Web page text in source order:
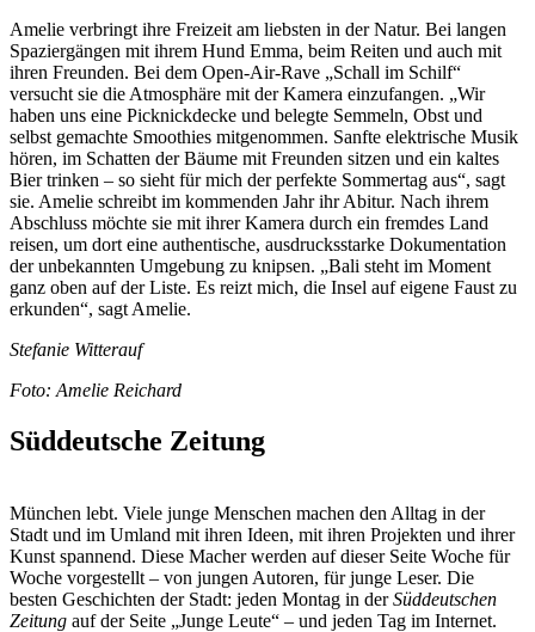
Amelie verbringt ihre Freizeit am liebsten in der Natur. Bei langen
Spaziergängen mit ihrem Hund Emma, beim Reiten und auch mit
ihren Freunden. Bei dem Open-Air-Rave „Schall im Schilf“
versucht sie die Atmosphäre mit der Kamera einzufangen. „Wir
haben uns eine Picknickdecke und belegte Semmeln, Obst und
selbst gemachte Smoothies mitgenommen. Sanfte elektrische Musik
hören, im Schatten der Bäume mit Freunden sitzen und ein kaltes
Bier trinken – so sieht für mich der perfekte Sommertag aus“, sagt
sie. Amelie schreibt im kommenden Jahr ihr Abitur. Nach ihrem
Abschluss möchte sie mit ihrer Kamera durch ein fremdes Land
reisen, um dort eine authentische, ausdrucksstarke Dokumentation
der unbekannten Umgebung zu knipsen. „Bali steht im Moment
ganz oben auf der Liste. Es reizt mich, die Insel auf eigene Faust zu
erkunden“, sagt Amelie.
Stefanie Witterauf
Foto: Amelie Reichard
Süddeutsche Zeitung
München lebt. Viele junge Menschen machen den Alltag in der
Stadt und im Umland mit ihren Ideen, mit ihren Projekten und ihrer
Kunst spannend. Diese Macher werden auf dieser Seite Woche für
Woche vorgestellt – von jungen Autoren, für junge Leser. Die
besten Geschichten der Stadt: jeden Montag in derSüddeutschen
Zeitung auf der Seite „Junge Leute“ – und jeden Tag im Internet.